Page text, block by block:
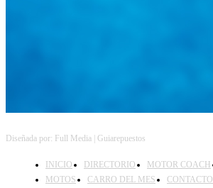
Diseñada por: Full Media | Guiarepuestos
INICIO DIRECTORIO MOTOR COACH
MOTOS
CARRO DEL MES CONTACTO